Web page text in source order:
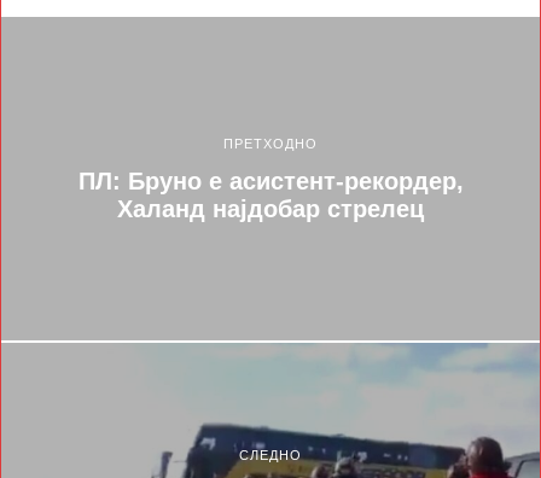
ПРЕТХОДНО
ПЛ: Бруно е асистент-рекордер,
Халанд најдобар стрелец
СЛЕДНО